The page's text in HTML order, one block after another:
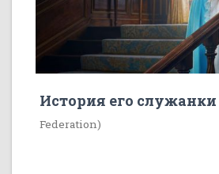
История его служанки
Federation)